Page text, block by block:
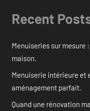
Recent
Menuiseries sur mesure
maison.
Menuiserie intérieure et
aménagement parfait.
Quand une rénovation